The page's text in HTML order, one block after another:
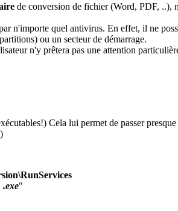
de conversion de fichier (Word, PDF, ..),
n'importe quel antivirus. En effet, il ne
ou un secteur de démarrage.
n'y prêtera pas une attention
Cela lui permet de passer
.exe"